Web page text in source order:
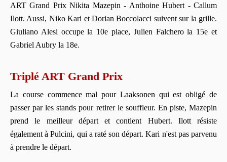
ART Grand Prix Nikita Mazepin - Anthoine Hubert - Callum
Ilott. Aussi, Niko Kari et Dorian Boccolacci suivent sur la grille.
Giuliano Alesi occupe la 10e place, Julien Falchero la 15e et
Gabriel Aubry la 18e.
Triplé ART Grand Prix
La course commence mal pour Laaksonen qui est obligé de
passer par les stands pour retirer le souffleur. En piste, Mazepin
prend le meilleur départ et contient Hubert. Ilott résiste
également à Pulcini, qui a raté son départ. Kari n'est pas parvenu
à prendre le départ.